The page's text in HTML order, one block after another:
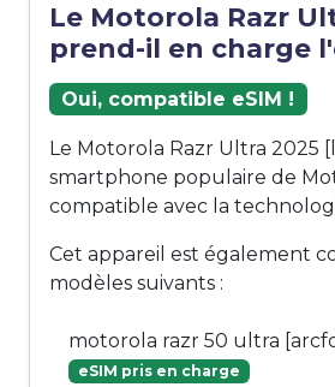
Le Motorola Razr
prend-il en charge
Oui, compatible eSIM !
Le Motorola Razr Ultra 2025
smartphone populaire de
compatible avec la
Cet appareil est également
modèles suivants :
motorola razr 50 ultra
eSIM pris en charge